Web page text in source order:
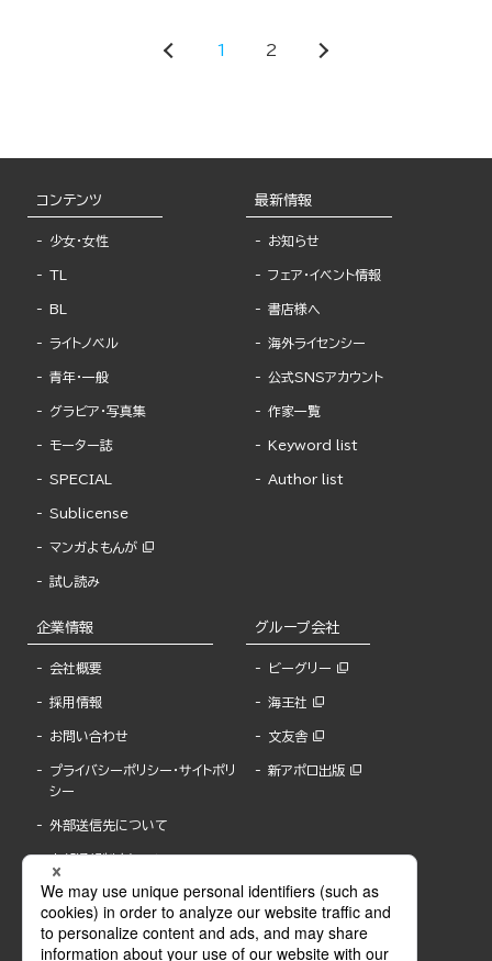
1 2
コンテンツ
少女・女性
TL
BL
ライトノベル
青年・一般
グラビア・写真集
モーター誌
SPECIAL
Sublicense
マンガよもんが
試し読み
最新情報
お知らせ
フェア・イベント情報
書店様へ
海外ライセンシー
公式SNSアカウント
作家一覧
Keyword list
Author list
企業情報
会社概要
採用情報
お問い合わせ
プライバシーポリシー・サイトポリ
シー
外部送信先について
内部通報制度について
グループ会社
ビーグリー
海王社
文友舎
新アポロ出版